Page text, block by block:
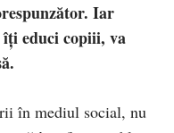
Iar
educi copiii, va
în mediul social, nu